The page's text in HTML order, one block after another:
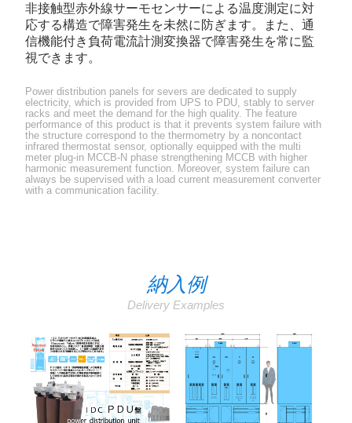
非接触型赤外線サーモセンサーによる温度測定に対
応する構造で障害発生を未然に防ぎます。また、通
信機能付き負荷電流計測変換器で障害発生を常に監
視できます。
Power distribution panels for severs are dedicated to supply
electricity, which is provided from UPS to PDU, stably to server
racks and meet the demand for the high quality. The feature
performance of this product is that it prevents system failure with
the structure correspond to the thermometry by a noncontact
infrared thermostat sensor, optionally equipped with the multi
meter plug-in MCCB-N phase strengthening MCCB with higher
harmonic measurement function. Moreover, system failure can
always be supervised with a load current measurement converter
with a communication facility.
納入例
Delivery Examples